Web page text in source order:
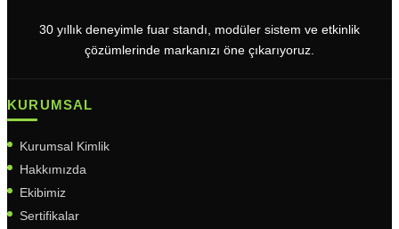
30 yıllık deneyimle fuar standı, modüler sistem ve etkinlik
çözümlerinde markanızı öne çıkarıyoruz.
KURUMSAL
Kurumsal Kimlik
Hakkımızda
Ekibimiz
Sertifikalar